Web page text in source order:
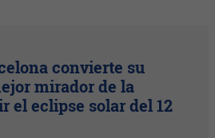
convierte su
mirador de la
el eclipse solar del 12